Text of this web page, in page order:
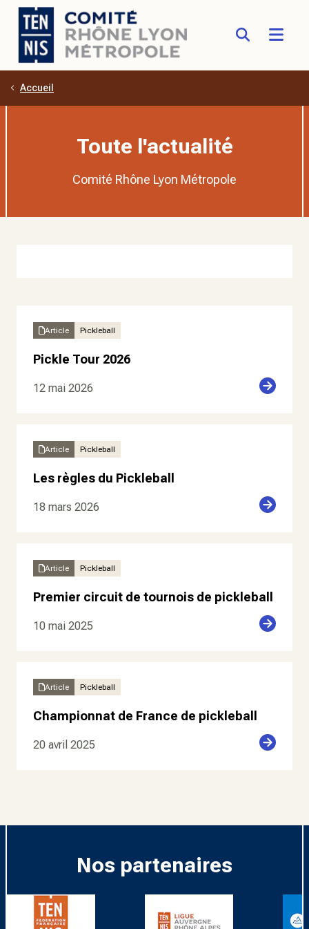
Aller au contenu principal
Accueil
Toute l'actualité
Comité Rhône Lyon Métropole
Article Pickleball
Pickle Tour 2026
12 mai 2026
Article Pickleball
Les règles du Pickleball
18 mars 2026
Article Pickleball
Premier circuit de tournois de pickleball
10 mai 2025
Article Pickleball
Championnat de France de pickleball
20 avril 2025
Nos partenaires